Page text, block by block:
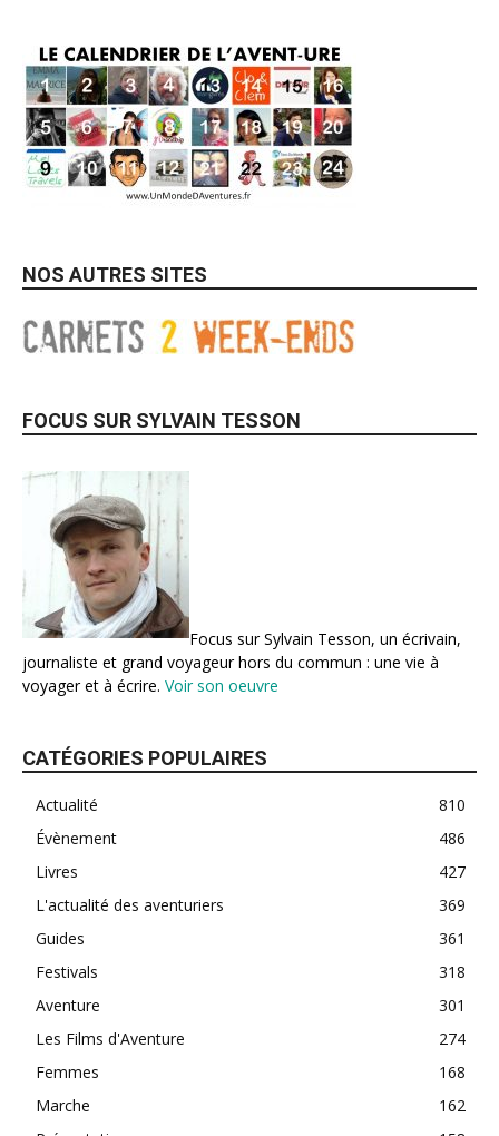
NOS AUTRES SITES
FOCUS SUR SYLVAIN TESSON
Focus sur Sylvain Tesson, un écrivain,
journaliste et grand voyageur hors du commun : une vie à
voyager et à écrire. Voir son oeuvre
CATÉGORIES POPULAIRES
Actualité
810
Évènement
486
Livres
427
L'actualité des aventuriers
369
Guides
361
Festivals
318
Aventure
301
Les Films d'Aventure
274
Femmes
168
Marche
162